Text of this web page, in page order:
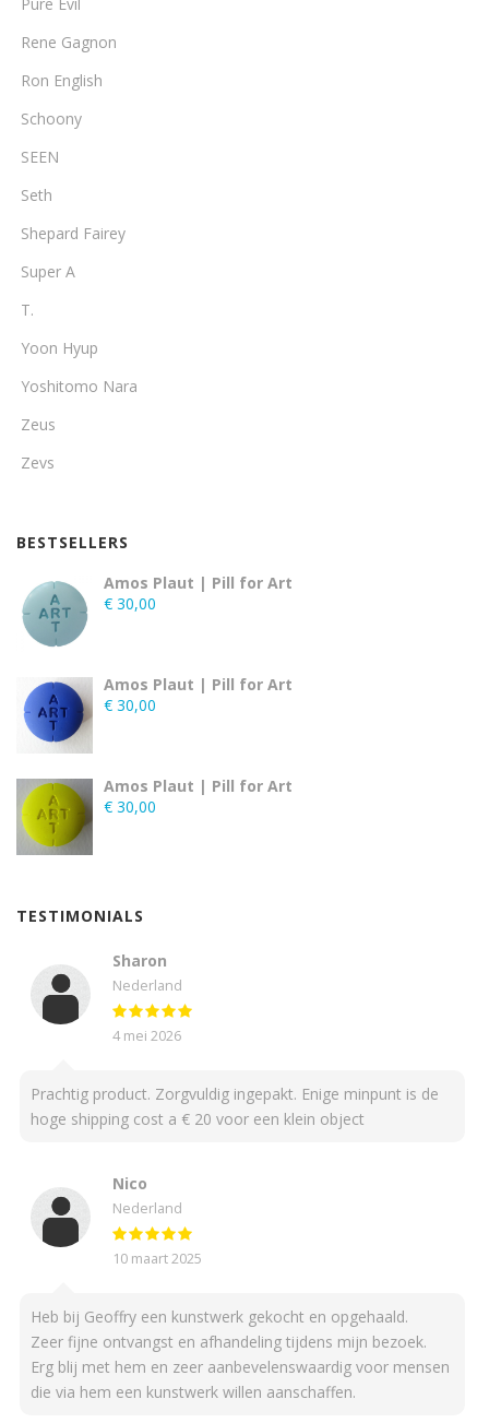
Rene Gagnon
Ron English
Schoony
SEEN
Seth
Shepard Fairey
Super A
T.
Yoon Hyup
Yoshitomo Nara
Zeus
Zevs
BESTSELLERS
Amos Plaut | Pill for Art
€ 30,00
Amos Plaut | Pill for Art
€ 30,00
Amos Plaut | Pill for Art
€ 30,00
TESTIMONIALS
Sharon
Nederland
4 mei 2026
Prachtig product. Zorgvuldig ingepakt. Enige minpunt is de
hoge shipping cost a € 20 voor een klein object
Nico
Nederland
10 maart 2025
Heb bij Geoffry een kunstwerk gekocht en opgehaald.
Zeer fijne ontvangst en afhandeling tijdens mijn bezoek.
Erg blij met hem en zeer aanbevelenswaardig voor mensen
die via hem een kunstwerk willen aanschaffen.